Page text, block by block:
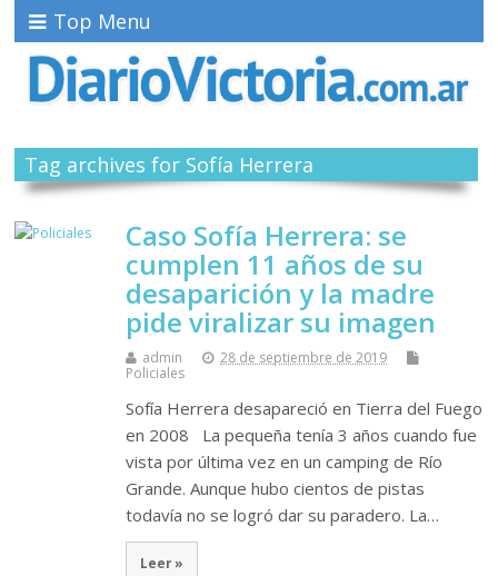
Top Menu
Tag archives for Sofía Herrera
Caso Sofía Herrera: se
cumplen 11 años de su
desaparición y la madre
pide viralizar su imagen
admin
28 de septiembre de 2019
Policiales
Sofía Herrera desapareció en Tierra del Fuego
en 2008 La pequeña tenía 3 años cuando fue
vista por última vez en un camping de Río
Grande. Aunque hubo cientos de pistas
todavía no se logró dar su paradero. La…
Leer »